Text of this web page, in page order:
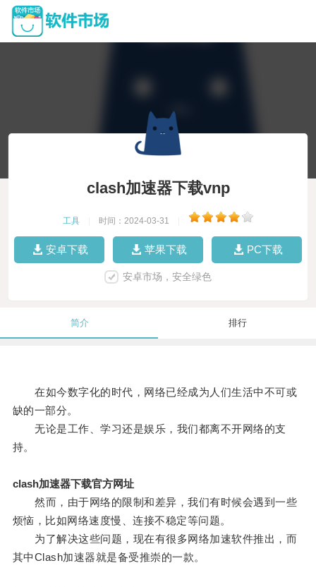
clash加速器下载vnp
工具 时间：2024-03-31
安卓下载 苹果下载 PC下载
安卓市场，安全绿色
简介 排行
在如今数字化的时代，网络已经成为人们生活中不可或
缺的一部分。
无论是工作、学习还是娱乐，我们都离不开网络的支
持。
clash加速器下载官方网址
然而，由于网络的限制和差异，我们有时候会遇到一些
烦恼，比如网络速度慢、连接不稳定等问题。
为了解决这些问题，现在有很多网络加速软件推出，而
其中Clash加速器就是备受推崇的一款。